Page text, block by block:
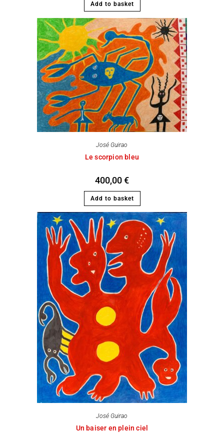
Add to basket
José Guirao
Le scorpion bleu
400,00€
Add to basket
José Guirao
Un baiser en plein ciel